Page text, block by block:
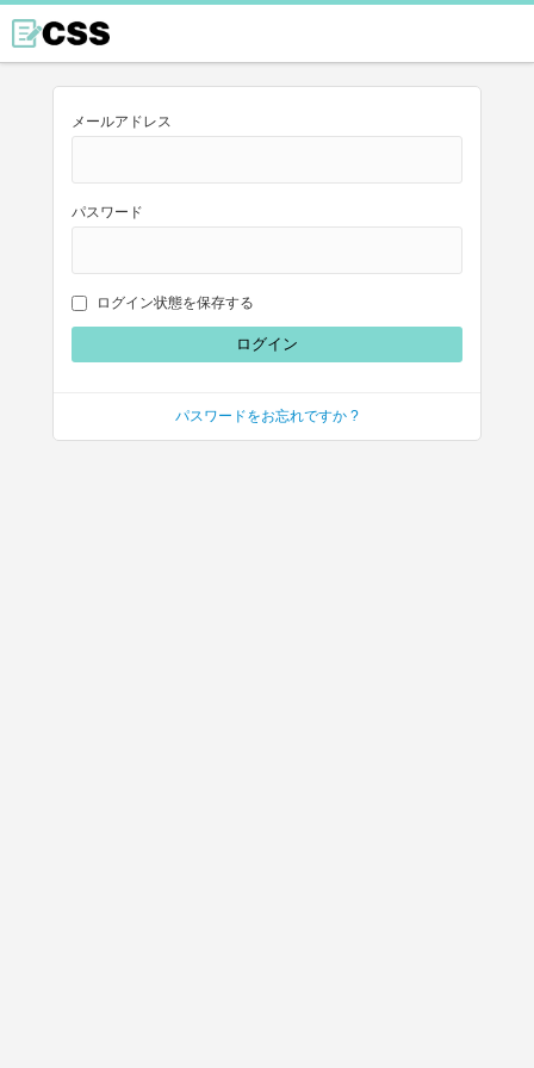
メールアドレス
パスワード
ログイン状態を保存する
パスワードをお忘れですか ?